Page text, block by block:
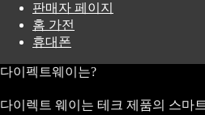
판매자 페이지
홈 가전
휴대폰
다이펙트웨이는?
다이렉트 웨이는 테크 제품의 스마